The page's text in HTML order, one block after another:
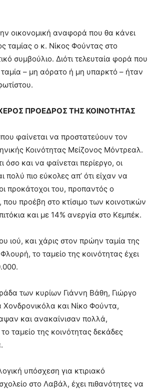
οικονομική αναφορά που θα κάνει
ταμίας ο κ. Νίκος Φούντας στο
συμβούλιο. Διότι τελευταία φορά που
ταμία – μη αόρατο ή μη υπαρκτό – ήταν
ΠΡΟΕΔΡΟΣ ΤΗΣ ΚΟΙΝΟΤΗΤΑΣ
φαίνεται να προστατεύουν τον
Κοινότητας Μείζονος Μόντρεαλ.
όσο και να φαίνεται περίεργο, οι
πολύ πιο εύκολες απ’ ότι είχαν να
προκάτοχοι του, προπαντός ο
προέβη στο κτίσιμο των κοινοτικών
και με 14% ανεργία στο Κεμπέκ.
ιού, και χάρις στον πρώην ταμία της
το ταμείο της κοινότητας έχει
των κυρίων Γιάννη Βάθη, Γιώργο
και Νίκο Φούντα,
και ανακαίνισαν πολλά,
ταμείο της κοινότητας δεκάδες
υπόσχεση για κτιριακό
στο Λαβάλ, έχει πιθανότητες να